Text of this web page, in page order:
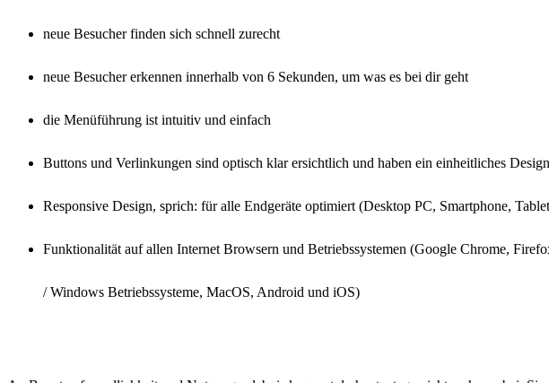
neue Besucher finden sich schnell zurecht
neue Besucher erkennen innerhalb von 6 Sekunden, um was es bei dir geht
die Menüführung ist intuitiv und einfach
Buttons und Verlinkungen sind optisch klar ersichtlich und haben ein einheitliches
Responsive Design, sprich: für alle Endgeräte optimiert (Desktop PC, Smartphone,
Funktionalität auf allen Internet Browsern und Betriebssystemen (Google Chrome,
/ Windows Betriebssysteme, MacOS, Android und iOS)